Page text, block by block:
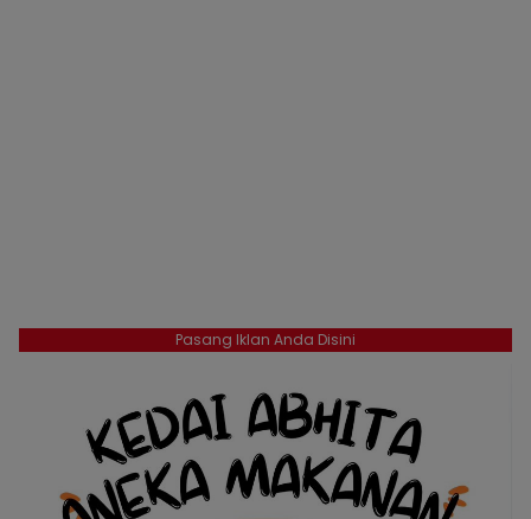
Pasang Iklan Anda Disini